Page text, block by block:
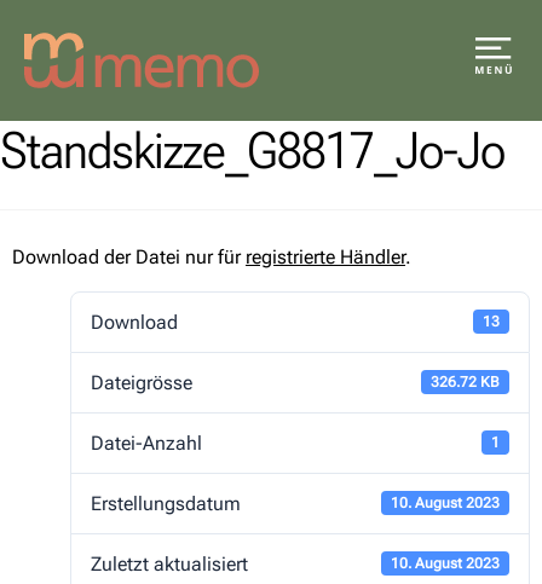
Standskizze_G8817_Jo-Jo
Download der Datei nur für registrierte Händler.
Download 13
Dateigrösse 326.72 KB
Datei-Anzahl 1
Erstellungsdatum 10. August 2023
Zuletzt aktualisiert 10. August 2023